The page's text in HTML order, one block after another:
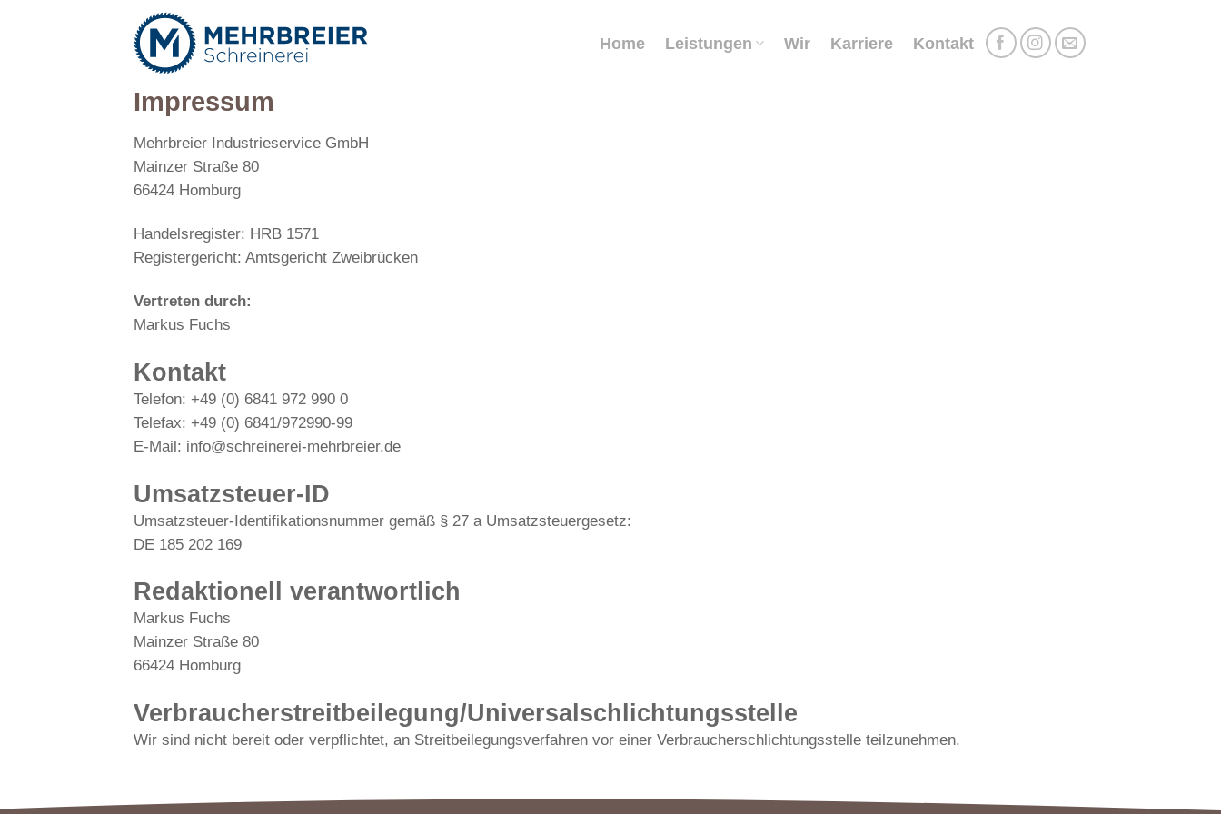
Home Leistungen Wir Karriere Kontakt
Impressum
Mehrbreier Industrieservice GmbH
Mainzer Straße 80
66424 Homburg
Handelsregister: HRB 1571
Registergericht: Amtsgericht Zweibrücken
Vertreten durch:
Markus Fuchs
Kontakt
Telefon: +49 (0) 6841 972 990 0
Telefax: +49 (0) 6841/972990-99
E-Mail: info@schreinerei-mehrbreier.de
Umsatzsteuer-ID
Umsatzsteuer-Identifikationsnummer gemäß § 27 a Umsatzsteuergesetz:
DE 185 202 169
Redaktionell verantwortlich
Markus Fuchs
Mainzer Straße 80
66424 Homburg
Verbraucher­streit­beilegung/Universal­schlichtungs­stelle
Wir sind nicht bereit oder verpflichtet, an Streitbeilegungsverfahren vor einer Verbraucherschlichtungsstelle teilzunehmen.